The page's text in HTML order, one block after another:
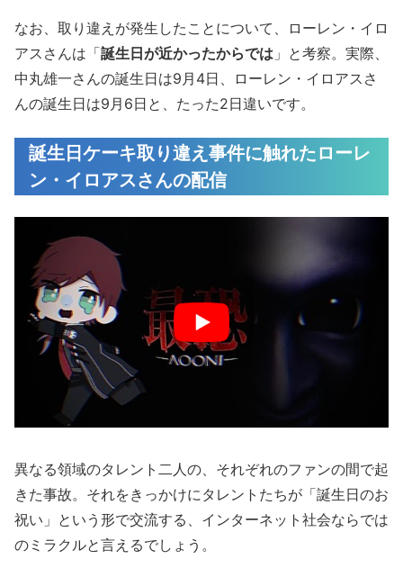
なお、取り違えが発生したことについて、ローレン・イロ
アスさんは「誕生日が近かったからでは 」と考察。実際、
中丸雄一さんの誕生日は9月4日、ローレン・イロアスさ
んの誕生日は9月6日と、たった2日違いです。
誕生日ケーキ取り違え事件に触れたローレ
ン・イロアスさんの配信
異なる領域のタレント二人の、それぞれのファンの間で起
きた事故。それをきっかけにタレントたちが「誕生日のお
祝い」という形で交流する、インターネット社会ならでは
のミラクルと言えるでしょう。